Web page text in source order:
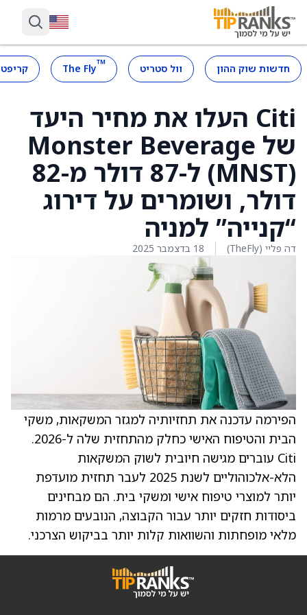
חדשות שוק ההון וול סטריט ™
The Fly
Citi העלו את מחיר היעד
של Monster Beverage
(MNST) ל-87 דולר מ-82
דולר, ושומרים על דירוג
“קנייה” למניה
דה פליי (TheFly) 18 בדצמבר 2025
הפירמה עדכנה את תחזיותיה למגזר המשקאות, משקי
הבית והטיפוח האישי כחלק מהתחזית שלה ל-2026.
Citi עוברים מגישה חיובית לשוק המשקאות
הלא-אלכוהוליים לשנת 2025 לעבר תחזית מועדפת
יותר למוצרי טיפוח אישי ומשקי בית. הם מבחינים
ביסודות חזקים יותר עבור הקבוצה, הנובעים מרמות
מלאי מופחתות והשוואות קלות יותר בביקוש הצרכני.